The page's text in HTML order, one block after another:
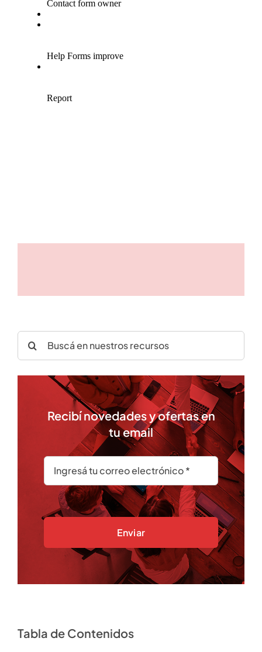
Search
for:
Recibí novedades y ofertas en
tu email
Enviar
Tabla de Contenidos